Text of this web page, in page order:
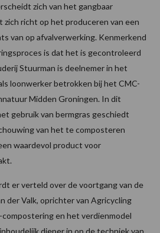
zich van het gangbaar
richt op het produceren van een
van op afvalverwerking. Kenmerkend
is dat het is gecontroleerd
Stuurman is deelnemer in het
loonwerker betrokken bij het CMC-
Midden Groningen. In dit
gebruik van bermgras geschiedt
van het te composteren
waardevol product voor
er verteld over de voortgang van de
der Valk, oprichter van Agricycling
en het verdienmodel
dieper in op de techniek van